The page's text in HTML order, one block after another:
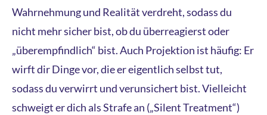
Wahrnehmung und Realität verdreht, sodass du
nicht mehr sicher bist, ob du überreagierst oder
„überempfindlich“ bist. Auch Projektion ist häufig: Er
wirft dir Dinge vor, die er eigentlich selbst tut,
sodass du verwirrt und verunsichert bist. Vielleicht
schweigt er dich als Strafe an („Silent Treatment“)